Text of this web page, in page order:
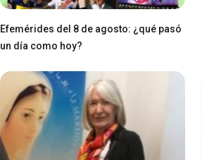
Efemérides del 8 de agosto: ¿qué pasó
un día como hoy?